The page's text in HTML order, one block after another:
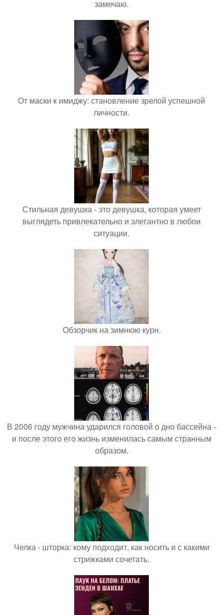
замечаю.
От маски к имиджу: становление зрелой успешной
личности.
Стильная девушка - это девушка, которая умеет
выглядеть привлекательно и элегантно в любои
ситуации.
Обзорчик на зимнюю курн.
В 2006 году мужчина ударился головой о дно бассейна -
и после этого его жизнь изменилась самым странным
образом.
Челка - шторка: кому подходит, как носить и с какими
стрижками сочетать.